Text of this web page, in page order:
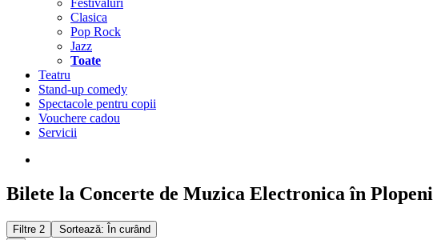
Festivaluri
Clasica
Pop Rock
Jazz
Toate
Teatru
Stand-up comedy
Spectacole pentru copii
Vouchere cadou
Servicii
Bilete la Concerte de Muzica Electronica în Plopeni
Filtre 2
Sortează: În curând